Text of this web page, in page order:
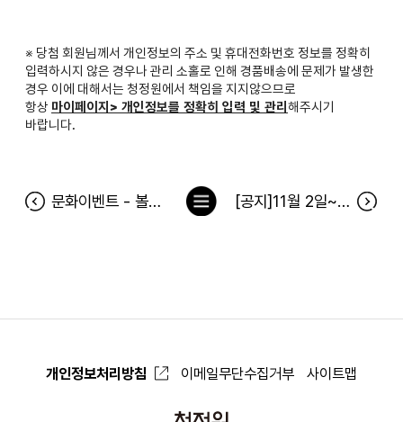
※ 당첨 회원님께서 개인정보의 주소 및 휴대전화번호 정보를 정확히
입력하시지 않은 경우나 관리 소홀로 인해 경품배송에 문제가 발생한
경우 이에 대해서는 청정원에서 책임을 지지않으므로
항상 마이페이지> 개인정보를 정확히 입력 및 관리 해주시기
바랍니다.
문화이벤트 - 볼베어파크_웅진플레이도시 당첨자 [공지]11월 2일~3일, 통합회원 서버 점검에 따른 로그인 서비스 일시 중지 안내
목
개인정보처리방침 이메일무단수집거부 사이트맵